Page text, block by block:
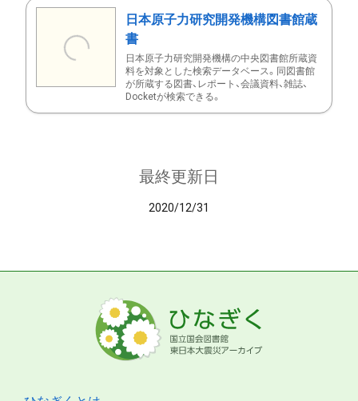
日本原子力研究開発機構図書館蔵
書
日本原子力研究開発機構の中央図書館所蔵資
料を対象とした検索データベース。同図書館
が所蔵する図書、レポート、会議資料、雑誌、
Docketが検索できる。
最終更新日
2020/12/31